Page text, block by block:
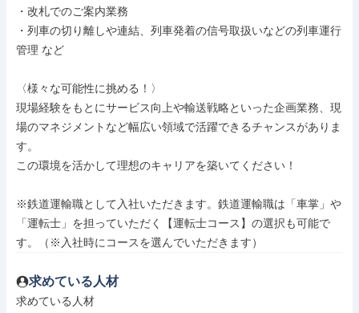
・改札でのご案内業務
・列車の切り離しや連結、列車発着の信号取扱いなどの列車運行
管理 など
〈様々な可能性に挑める！〉
現場経験をもとにサービス向上や輸送戦略といった企画業務、現
場のマネジメントなど幅広い領域で活躍できるチャンスがありま
す。
この環境を活かして理想のキャリアを築いてください！
※鉄道運輸職として入社いただきます。鉄道運輸職は「車掌」や
「運転士」を担っていただく【運転士コース】の選択も可能で
す。（※入社時にコースを選んでいただきます）
求めている人材
求めている人材